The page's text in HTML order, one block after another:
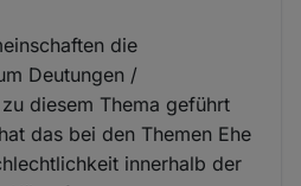
die
Deutungen /
diesem Thema geführt
das bei den Themen Ehe
innerhalb der